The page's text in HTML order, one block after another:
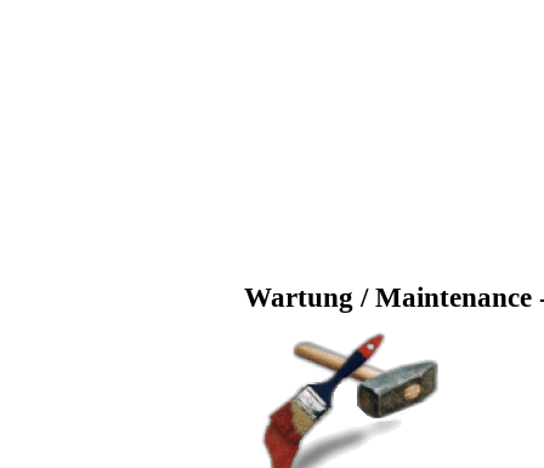
Wartung / Maintenance